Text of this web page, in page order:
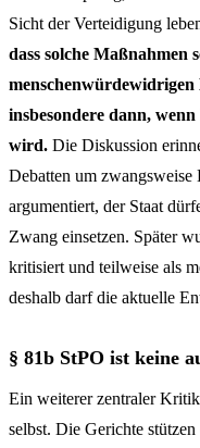
Sicht der Verteidigung
dass solche Maßnahmen
insbesondere dann,
wird. Die Diskussion
Debatten um
argumentiert, der Staat
Zwang einsetzen. Später
kritisiert und teilweise als
deshalb darf die aktuelle
§ 81b StPO ist keine
Ein weiterer zentraler
selbst. Die Gerichte